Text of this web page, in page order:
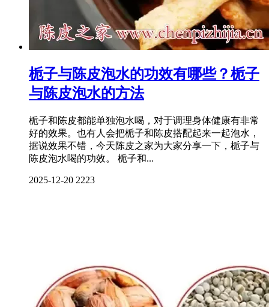
栀子与陈皮泡水的功效有哪些？栀子
与陈皮泡水的方法
栀子和陈皮都能单独泡水喝，对于调理身体健康有非常
好的效果。也有人会把栀子和陈皮搭配起来一起泡水，
据说效果不错，今天陈皮之家为大家分享一下，栀子与
陈皮泡水喝的功效。 栀子和...
2025-12-20 2223